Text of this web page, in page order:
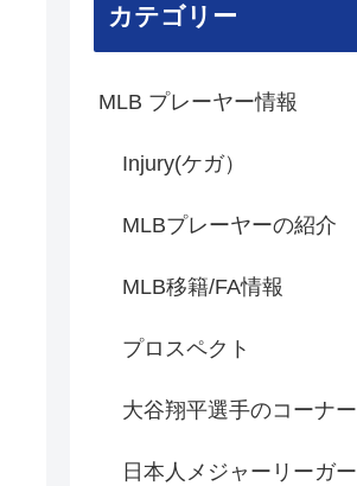
カテゴリー
MLB プレーヤー情報
Injury(ケガ）
MLBプレーヤーの紹介
MLB移籍/FA情報
プロスペクト
大谷翔平選手のコーナー
日本人メジャーリーガー